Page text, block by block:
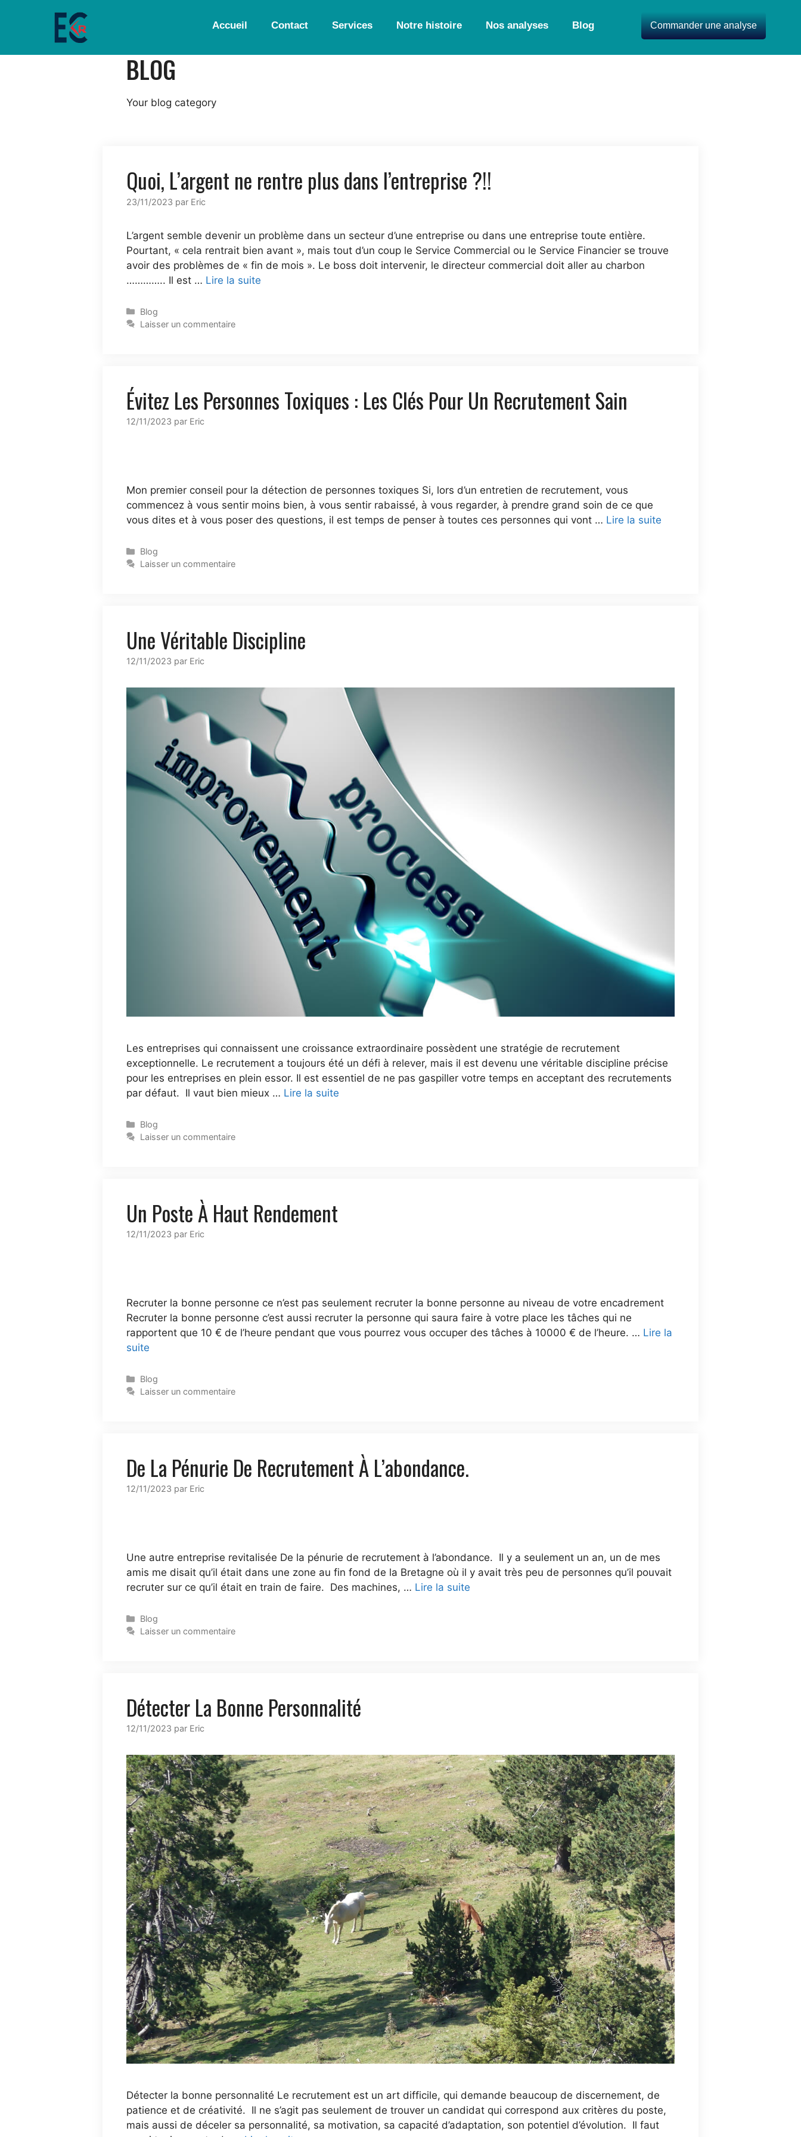
Accueil Contact Services Notre histoire Nos analyses Blog Commander une analyse
BLOG
Your blog category
Quoi, L’argent ne rentre plus dans l’entreprise ?!!
23/11/2023 par Eric
L’argent semble devenir un problème dans un secteur d’une entreprise ou dans une entreprise toute entière.
Pourtant, « cela rentrait bien avant », mais tout d’un coup le Service Commercial ou le Service Financier se trouve
avoir des problèmes de « fin de mois ». Le boss doit intervenir, le directeur commercial doit aller au charbon
………….. Il est … Lire la suite
Blog
Laisser un commentaire
Évitez Les Personnes Toxiques : Les Clés Pour Un Recrutement Sain
12/11/2023 par Eric
Mon premier conseil pour la détection de personnes toxiques Si, lors d’un entretien de recrutement, vous
commencez à vous sentir moins bien, à vous sentir rabaissé, à vous regarder, à prendre grand soin de ce que
vous dites et à vous poser des questions, il est temps de penser à toutes ces personnes qui vont … Lire la suite
Blog
Laisser un commentaire
Une Véritable Discipline
12/11/2023 par Eric
Les entreprises qui connaissent une croissance extraordinaire possèdent une stratégie de recrutement
exceptionnelle. Le recrutement a toujours été un défi à relever, mais il est devenu une véritable discipline précise
pour les entreprises en plein essor. Il est essentiel de ne pas gaspiller votre temps en acceptant des recrutements
par défaut. Il vaut bien mieux … Lire la suite
Blog
Laisser un commentaire
Un Poste À Haut Rendement
12/11/2023 par Eric
Recruter la bonne personne ce n’est pas seulement recruter la bonne personne au niveau de votre encadrement
Recruter la bonne personne c’est aussi recruter la personne qui saura faire à votre place les tâches qui ne
rapportent que 10 € de l’heure pendant que vous pourrez vous occuper des tâches à 10000 € de l’heure. … Lire la
suite
Blog
Laisser un commentaire
De La Pénurie De Recrutement À L’abondance.
12/11/2023 par Eric
Une autre entreprise revitalisée De la pénurie de recrutement à l’abondance. Il y a seulement un an, un de mes
amis me disait qu’il était dans une zone au fin fond de la Bretagne où il y avait très peu de personnes qu’il pouvait
recruter sur ce qu’il était en train de faire. Des machines, … Lire la suite
Blog
Laisser un commentaire
Détecter La Bonne Personnalité
12/11/2023 par Eric
Détecter la bonne personnalité Le recrutement est un art difficile, qui demande beaucoup de discernement, de
patience et de créativité. Il ne s’agit pas seulement de trouver un candidat qui correspond aux critères du poste,
mais aussi de déceler sa personnalité, sa motivation, sa capacité d’adaptation, son potentiel d’évolution. Il faut